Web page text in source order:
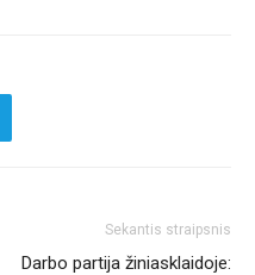
Sekantis straipsnis
Darbo partija žiniasklaidoje: